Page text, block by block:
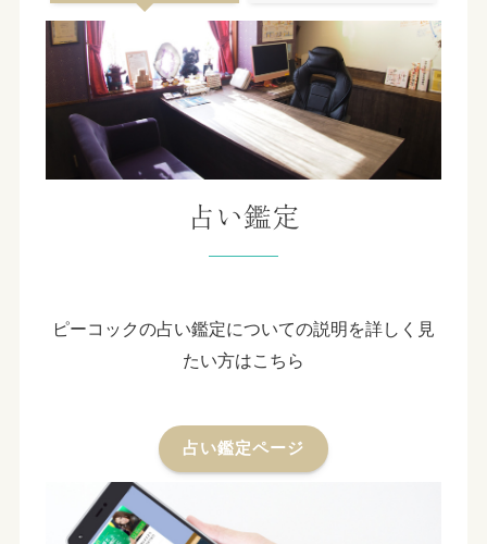
占い鑑定
ピーコックの占い鑑定についての説明を詳しく見
たい方はこちら
占い鑑定ページ